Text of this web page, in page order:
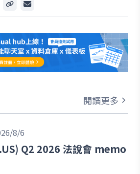
閱讀更多
8/6
Q2 2026 法說會 memo